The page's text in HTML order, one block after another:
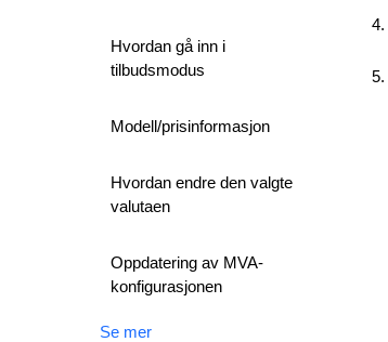
Hvordan gå inn i
tilbudsmodus
Modell/prisinformasjon
Hvordan endre den valgte
valutaen
Oppdatering av MVA-
konfigurasjonen
Se mer